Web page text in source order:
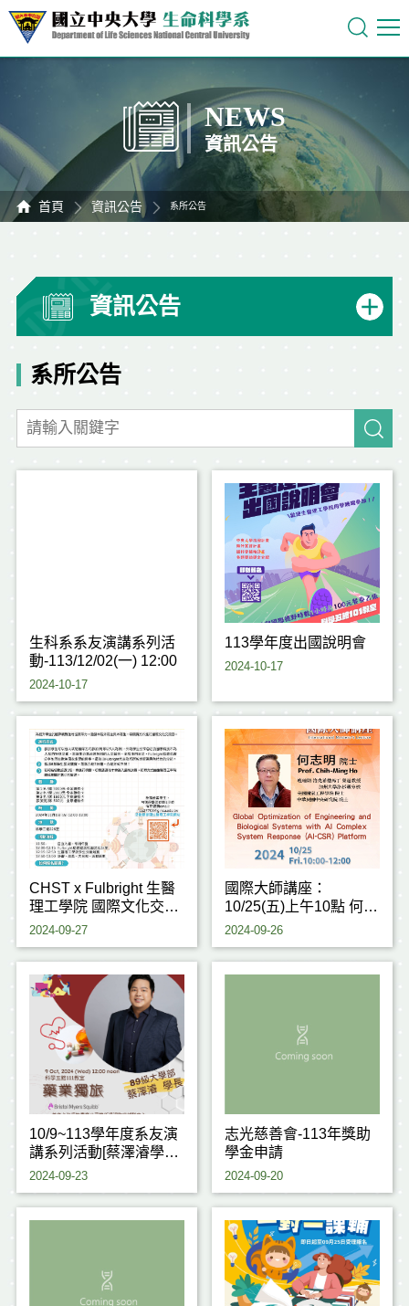
NEWS
資訊公告
首頁 資訊公告 系所公告
資訊公告
系所公告
生科系系友演講系列活
動-113/12/02(一) 12:00
2024-10-17
113學年度出國說明會
2024-10-17
CHST x Fulbright 生醫
理工學院 國際文化交流
日 WORKSHOPS
2024-09-27
國際大師講座：
10/25(五)上午10點 何志
明院士
2024-09-26
10/9~113學年度系友演
講系列活動[蔡澤濬學長
(學89)]
2024-09-23
志光慈善會-113年獎助
學金申請
2024-09-20